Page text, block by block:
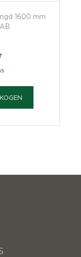
1600 mm